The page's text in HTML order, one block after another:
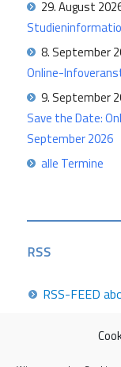
29. August
8. September
Online-
9. September
Save the Date:
September 2026
alle Termine
RSS
RSS-FEED